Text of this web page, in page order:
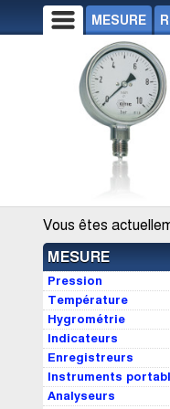
MESURE
Vous êtes
MESURE
Pression
Température
Hygrométrie
Indicateurs
Enregistreurs
Instruments
Analyseurs